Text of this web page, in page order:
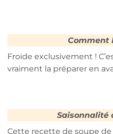
Comment
Froide exclusivement !
vraiment la préparer en
Saisonnalité
Cette recette de soupe